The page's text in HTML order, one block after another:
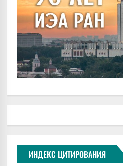
ИНДЕКС ЦИТИРОВАНИЯ